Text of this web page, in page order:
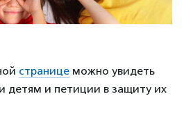
странице можно увидеть
детям и петиции в защиту их